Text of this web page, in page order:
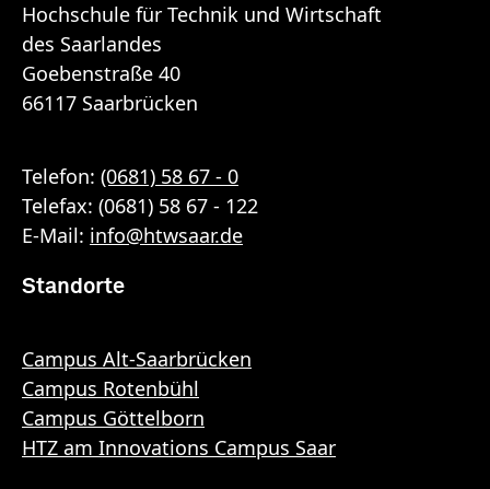
Hochschule für Technik und Wirtschaft
des Saarlandes
Goebenstraße 40
66117 Saarbrücken
Telefon: (0681) 58 67 - 0
Telefax: (0681) 58 67 - 122
E-Mail: info@htwsaar.de
Standorte
Campus Alt-Saarbrücken
Campus Rotenbühl
Campus Göttelborn
HTZ am Innovations Campus Saar